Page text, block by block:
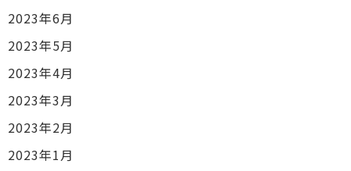
2023年6月
2023年5月
2023年4月
2023年3月
2023年2月
2023年1月